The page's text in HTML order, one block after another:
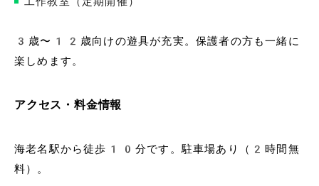
3歳〜12歳向けの遊具が充実。保護者の方も一緒に
楽しめます。
アクセス・料金情報
海老名駅から徒歩10分です。駐車場あり（2時間無
料）。